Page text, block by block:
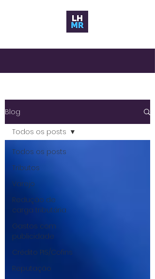
Blog
Todos os posts
Tributos
Varejo
Redução de
carga tributária
Gastos com
publicidade
Crédito PIS/Cofins
Reputação
Todos os posts